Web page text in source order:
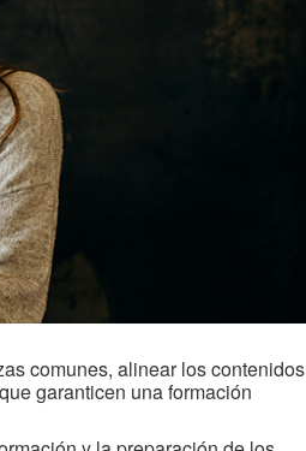
comunes, alinear los contenidos
garanticen una formación